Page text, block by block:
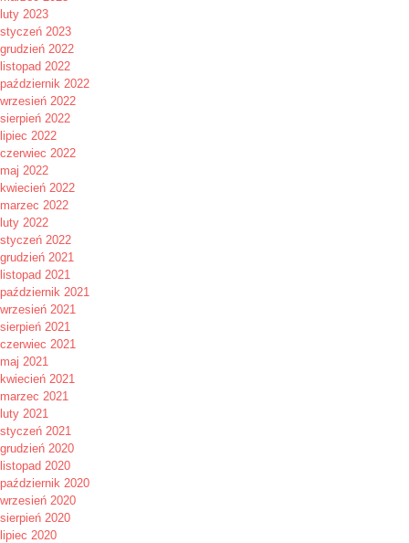
luty 2023
styczeń 2023
grudzień 2022
listopad 2022
październik 2022
wrzesień 2022
sierpień 2022
lipiec 2022
czerwiec 2022
maj 2022
kwiecień 2022
marzec 2022
luty 2022
styczeń 2022
grudzień 2021
listopad 2021
październik 2021
wrzesień 2021
sierpień 2021
czerwiec 2021
maj 2021
kwiecień 2021
marzec 2021
luty 2021
styczeń 2021
grudzień 2020
listopad 2020
październik 2020
wrzesień 2020
sierpień 2020
lipiec 2020